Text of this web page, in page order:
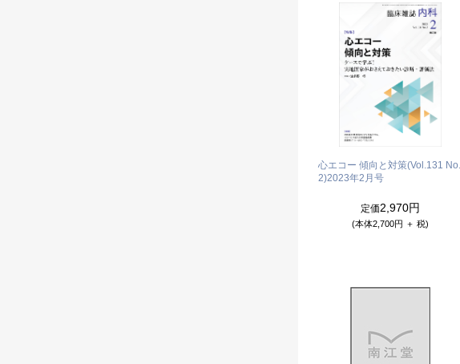
心エコー 傾向と対策(Vol.131 No.
2)2023年2月号
定価2,970円
(本体2,700円 ＋ 税)